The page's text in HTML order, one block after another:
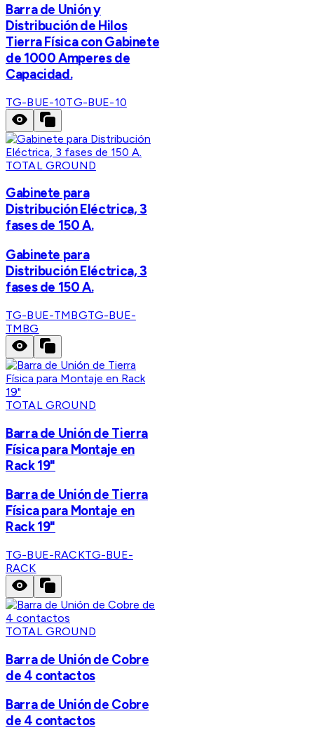
Barra de Unión y
Distribución de Hilos
Tierra Física con Gabinete
de 1000 Amperes de
Capacidad.
TG-BUE-10TG-BUE-10
TOTAL GROUND
Gabinete para
Distribución Eléctrica, 3
fases de 150 A.
Gabinete para
Distribución Eléctrica, 3
fases de 150 A.
TG-BUE-TMBGTG-BUE-
TMBG
TOTAL GROUND
Barra de Unión de Tierra
Física para Montaje en
Rack 19"
Barra de Unión de Tierra
Física para Montaje en
Rack 19"
TG-BUE-RACKTG-BUE-
RACK
TOTAL GROUND
Barra de Unión de Cobre
de 4 contactos
Barra de Unión de Cobre
de 4 contactos